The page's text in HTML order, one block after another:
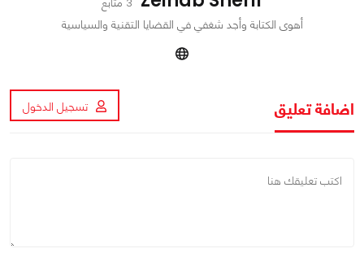
3 متابع
أهوى الكتابة وأجد شغفي في القضايا التقنية والسياسية
اضافة تعليق تسجيل الدخول